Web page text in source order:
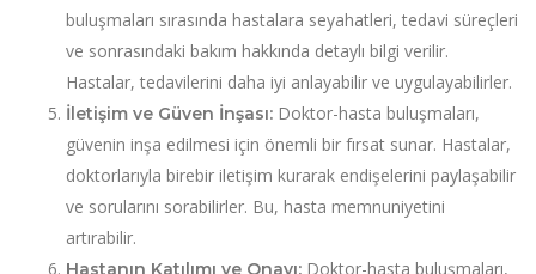
buluşmaları sırasında hastalara seyahatleri, tedavi süreçleri
ve sonrasındaki bakım hakkında detaylı bilgi verilir.
Hastalar, tedavilerini daha iyi anlayabilir ve uygulayabilirler.
İletişim ve Güven İnşası: Doktor-hasta buluşmaları,
güvenin inşa edilmesi için önemli bir fırsat sunar. Hastalar,
doktorlarıyla birebir iletişim kurarak endişelerini paylaşabilir
ve sorularını sorabilirler. Bu, hasta memnuniyetini
artırabilir.
Hastanın Katılımı ve Onayı: Doktor-hasta buluşmaları,